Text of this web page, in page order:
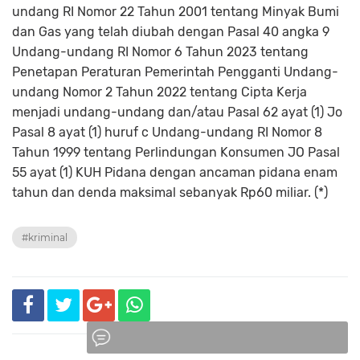
undang RI Nomor 22 Tahun 2001 tentang Minyak Bumi
dan Gas yang telah diubah dengan Pasal 40 angka 9
Undang-undang RI Nomor 6 Tahun 2023 tentang
Penetapan Peraturan Pemerintah Pengganti Undang-
undang Nomor 2 Tahun 2022 tentang Cipta Kerja
menjadi undang-undang dan/atau Pasal 62 ayat (1) Jo
Pasal 8 ayat (1) huruf c Undang-undang RI Nomor 8
Tahun 1999 tentang Perlindungan Konsumen JO Pasal
55 ayat (1) KUH Pidana dengan ancaman pidana enam
tahun dan denda maksimal sebanyak Rp60 miliar. (*)
#kriminal